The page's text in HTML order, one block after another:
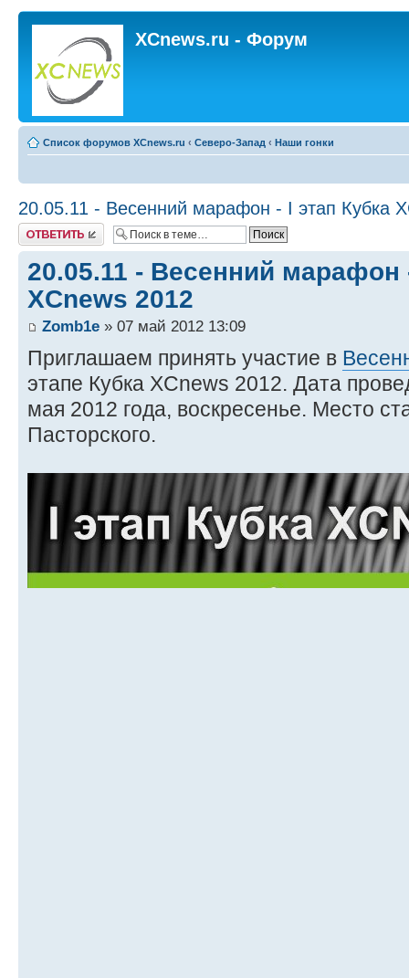
XCnews.ru - Форум
Список форумов XCnews.ru ‹ Северо-Запад ‹ Наши гонки
20.05.11 - Весенний марафон - I этап Кубка
Ответить
20.05.11 - Весенний марафон
XCnews 2012
Zomb1e » 07 май 2012 13:09
Приглашаем принять участие в
этапе Кубка XCnews 2012. Дата
мая 2012 года, воскресенье. Место
Пасторского.